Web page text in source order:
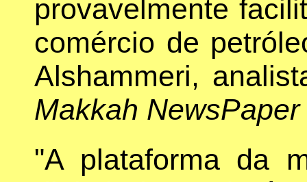
provavelmente
comércio de
Alshammeri,
Makkah NewsPaper
"A plataforma da